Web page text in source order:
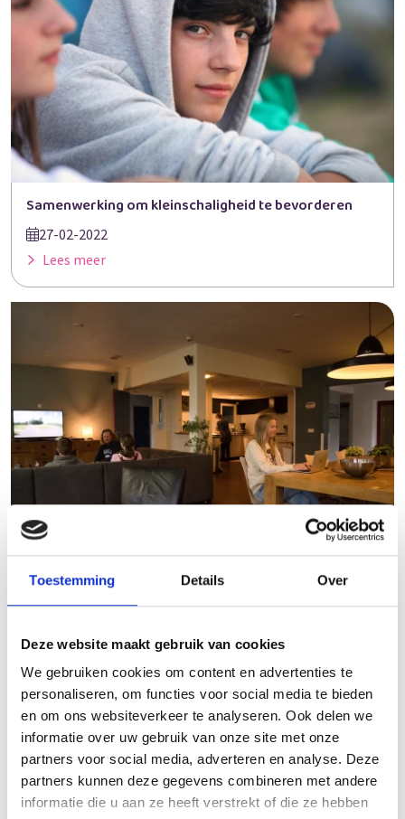
Toestemming Details Over
Deze website maakt gebruik van cookies
We gebruiken cookies om content en advertenties te
personaliseren, om functies voor social media te bieden
en om ons websiteverkeer te analyseren. Ook delen we
informatie over uw gebruik van onze site met onze
partners voor social media, adverteren en analyse. Deze
partners kunnen deze gegevens combineren met andere
informatie die u aan ze heeft verstrekt of die ze hebben
Samenwerking om kleinschaligheid te bevorderen
27-02-2022
Lees meer
Van uithuisplaatsing naar hulp thuis. Een jaar aan
Lees meer
Jaarverslag Pleegouderraad 2021
08-02-2022
Lees meer